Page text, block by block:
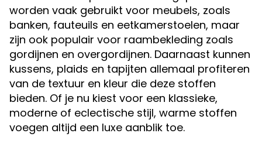
worden vaak gebruikt voor meubels, zoals
banken, fauteuils en eetkamerstoelen, maar
zijn ook populair voor raambekleding zoals
gordijnen en overgordijnen. Daarnaast kunnen
kussens, plaids en tapijten allemaal profiteren
van de textuur en kleur die deze stoffen
bieden. Of je nu kiest voor een klassieke,
moderne of eclectische stijl, warme stoffen
voegen altijd een luxe aanblik toe.